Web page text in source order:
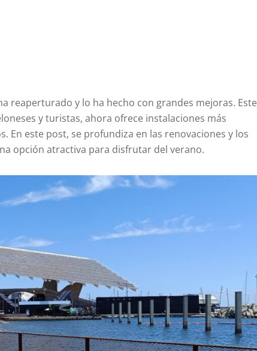
reaperturado y lo ha hecho con grandes mejoras. Este
y turistas, ahora ofrece instalaciones más
En este post, se profundiza en las renovaciones y los
opción atractiva para disfrutar del verano.